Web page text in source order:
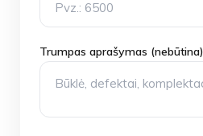
Trumpas aprašymas (nebūtina)